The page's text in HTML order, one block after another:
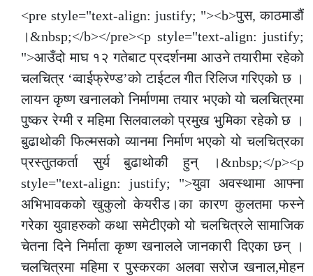
<pre style="text-align: justify; "><b>पुस, काठमाडौं
।&nbsp;</b></pre><p style="text-align: justify;
">आउँदो माघ १२ गतेबाट प्रदर्शनमा आउने तयारीमा रहेको
चलचित्र ‘व्वाईफ्रेण्ड’को टाईटल गीत रिलिज गरिएको छ ।
लायन कृष्ण खनालको निर्माणमा तयार भएको यो चलचित्रमा
पुष्कर रेग्मी र महिमा सिलवालको प्रमुख भुमिका रहेको छ ।
बुढाथोकी फिल्मसको व्यानमा निर्माण भएको यो चलचित्रका
प्रस्तुतकर्ता सुर्य बुढाथोकी हुन् ।&nbsp;</p><p
style="text-align: justify; ">युवा अवस्थामा आफ्ना
अभिभावकको खुकुलो केयरीड।का कारण कुलतमा फस्ने
गरेका युवाहरुको कथा समेटीएको यो चलचित्रले सामाजिक
चेतना दिने निर्माता कृष्ण खनालले जानकारी दिएका छन् ।
चलचित्रमा महिमा र पुस्करका अलवा सरोज खनाल,मोहन